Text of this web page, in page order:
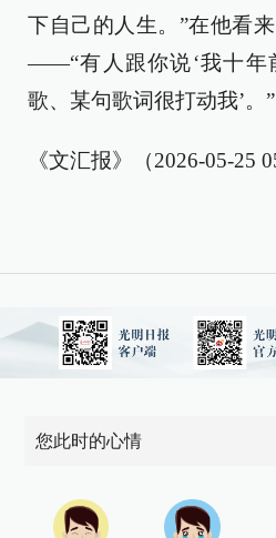
下自己的人生。”在他看
——“有人跟你说‘我十年
歌、某句歌词很打动我’。”
《文汇报》（2026-05-25
您此时的心情